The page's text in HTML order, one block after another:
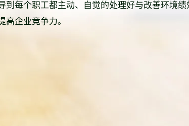
职业健康安全管理体系认证
到每个职工都主动、自觉的处理好与改善环境绩
高企业竞争力。